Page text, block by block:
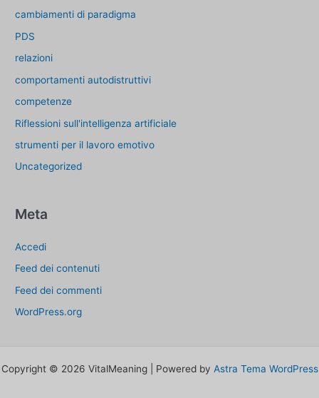
cambiamenti di paradigma
PDS
relazioni
comportamenti autodistruttivi
competenze
Riflessioni sull'intelligenza artificiale
strumenti per il lavoro emotivo
Uncategorized
Meta
Accedi
Feed dei contenuti
Feed dei commenti
WordPress.org
Copyright © 2026 VitalMeaning | Powered by Astra Tema WordPress